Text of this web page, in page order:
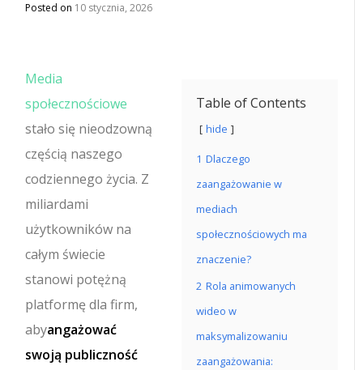
Posted on 10 stycznia, 2026
Table of Contents
hide
1 Dlaczego
zaangażowanie w
mediach
społecznościowych ma
znaczenie?
2 Rola animowanych
wideo w
maksymalizowaniu
zaangażowania:
Media
społecznościowe
stało się nieodzowną
częścią naszego
codziennego życia. Z
miliardami
użytkowników na
całym świecie
stanowi potężną
platformę dla firm,
abyangażować
swoją publiczność